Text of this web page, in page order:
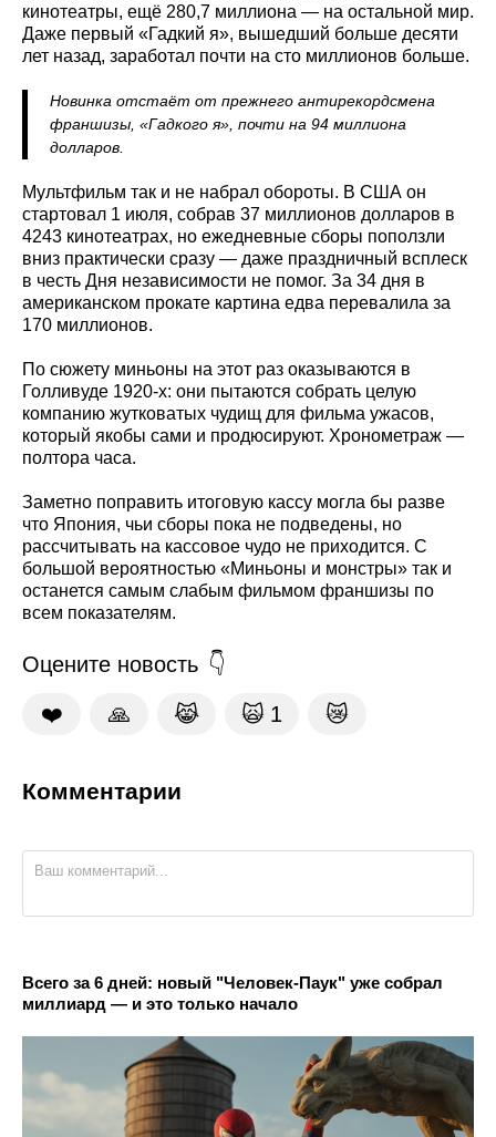
кинотеатры, ещё 280,7 миллиона — на остальной мир.
Даже первый «Гадкий я», вышедший больше десяти
лет назад, заработал почти на сто миллионов больше.
Новинка отстаёт от прежнего антирекордсмена
франшизы, «Гадкого я», почти на 94 миллиона
долларов.
Мультфильм так и не набрал обороты. В США он
стартовал 1 июля, собрав 37 миллионов долларов в
4243 кинотеатрах, но ежедневные сборы поползли
вниз практически сразу — даже праздничный всплеск
в честь Дня независимости не помог. За 34 дня в
американском прокате картина едва перевалила за
170 миллионов.
По сюжету миньоны на этот раз оказываются в
Голливуде 1920-х: они пытаются собрать целую
компанию жутковатых чудищ для фильма ужасов,
который якобы сами и продюсируют. Хронометраж —
полтора часа.
Заметно поправить итоговую кассу могла бы разве
что Япония, чьи сборы пока не подведены, но
рассчитывать на кассовое чудо не приходится. С
большой вероятностью «Миньоны и монстры» так и
останется самым слабым фильмом франшизы по
всем показателям.
Оцените новость
❤️ 🙏 😹 🙀 1 😿
Комментарии
Всего за 6 дней: новый "Человек-Паук" уже собрал
миллиард — и это только начало